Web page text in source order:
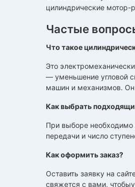
цилиндрические мотор-
Частые
Что такое
Это
— уменьшение угловой
машин и механизмов. Он
Как выбрать
При выборе необходимо
передачи и число
Как оформить заказ?
Оставить заявку на
свяжется с вами,